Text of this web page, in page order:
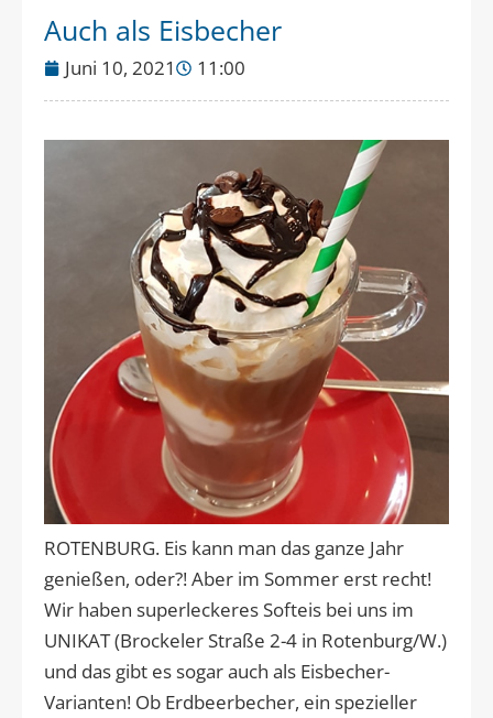
Auch als Eisbecher
Juni 10, 2021 11:00
ROTENBURG. Eis kann man das ganze Jahr
genießen, oder?! Aber im Sommer erst recht!
Wir haben superleckeres Softeis bei uns im
UNIKAT (Brockeler Straße 2-4 in Rotenburg/W.)
und das gibt es sogar auch als Eisbecher-
Varianten! Ob Erdbeerbecher, ein spezieller